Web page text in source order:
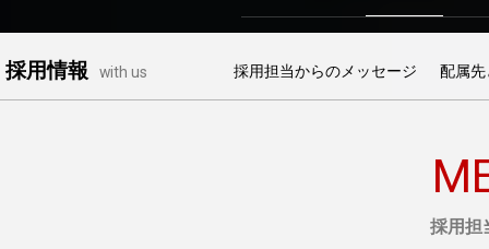
採用情報 with us 採用担当からのメッセージ 配属
採用担